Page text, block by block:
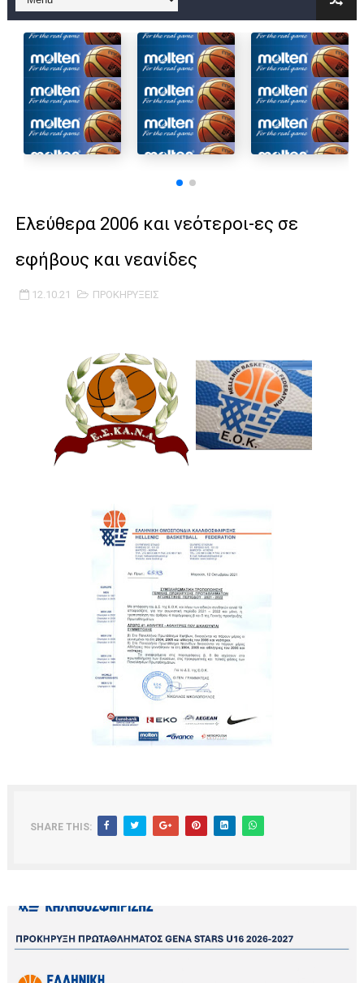
B ΕΦΗΒΩΝ F4 : Χάλκινο το Πέρα 71-56 την Δραπετσώνα στον
Στην National League 2 ο Μανδραϊκός 83-72 τον Εθνικό
Live streaming ΜΠΑΡΑΖ ΑΝΟΔΟΥ ΣΤΗΝ NL 2 : ΑΥΡΙΟ
Β΄ ΕΦΗΒΩΝ F4 : Εντυπωσιακός ο Ρέντης στον τελικό 104-77
ΧΡΟΝΙΑ ΠΟΛΛΑ ΣΤΟ ΕΛΛΗΝΙΚΟ ΜΠΑΣΚΕΤ : 39Η ΕΠΕΤΕΙΟΣ ΑΠΟ
Ο δρόμος για τον 29ο τελικό κυπέλλου ανδρών ΕΣΚΑΝΑ
U21: Τεράστια πρόκριση για τον Πανελευσινιακό στον
Play off B εφήβων Β φάση Στο f4 ΑΕ Ρέντη, Πέρα , Ερμής
Ελεύθερα 2006 και νεότεροι-ες σε
εφήβους και νεανίδες
12.10.21 ΠΡΟΚΗΡΥΞΕΙΣ
SHARE THIS: